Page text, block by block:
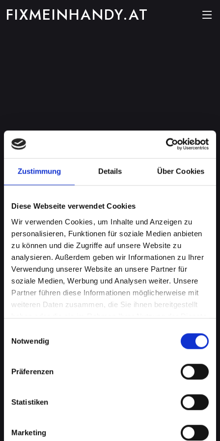
Zustimmung Details Über Cookies
Diese Webseite verwendet Cookies
Wir verwenden Cookies, um Inhalte und Anzeigen zu
personalisieren, Funktionen für soziale Medien anbieten
zu können und die Zugriffe auf unsere Website zu
analysieren. Außerdem geben wir Informationen zu Ihrer
Verwendung unserer Website an unsere Partner für
soziale Medien, Werbung und Analysen weiter. Unsere
Partner führen diese Informationen möglicherweise mit
weiteren Daten zusammen, die Sie ihnen bereitgestellt
haben oder die sie im Rahmen Ihrer Nutzung der Dienste
Notwendig
Präferenzen
Statistiken
Marketing
FIXMEINHANDY.AT
Wasserschaden am IPHONE-12-
MINI in Bad-schallerbach? Wir
bieten schnelle Hilfe
Wasserschäden können Ihr IPHONE-12-MINI
verheerend beeinflussen. Feuchtigkeit kann
nicht nur die interne Elektronik beschädigen,
sondern auch Korrosion und Schimmel
verursachen, die mit der Zeit noch schlimmere